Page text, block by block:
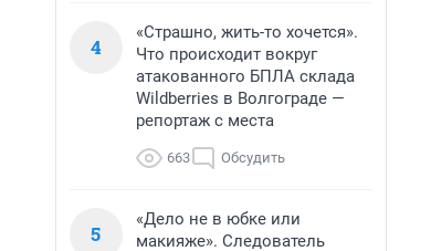
4
«Страшно, жить-то хочется».
Что происходит вокруг
атакованного БПЛА склада
Wildberries в Волгограде —
репортаж с места
663 Обсудить
5
«Дело не в юбке или
макияже». Следователь